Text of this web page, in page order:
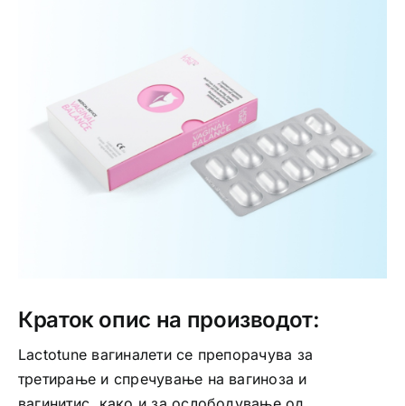
Медицински апрати
Краток опис на производот:
Lactotune вагиналети се препорачува за
третирање и спречување на вагиноза и